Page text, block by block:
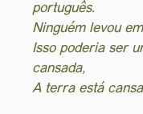
português.
Ninguém levou
Isso poderia ser
cansada,
A terra está